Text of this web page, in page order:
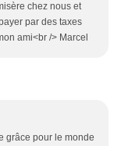
chez nous et
par des taxes
ami<br /> Marcel
grâce pour le monde